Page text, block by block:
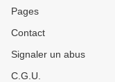
Pages
Contact
Signaler un abus
C.G.U.